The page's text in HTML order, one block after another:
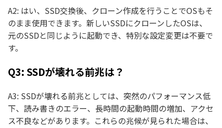
A2: はい、SSD交換後、クローン作成を行うことでOSもそ
のまま使用できます。新しいSSDにクローンしたOSは、
元のSSDと同じように起動でき、特別な設定変更は不要で
す。
Q3: SSDが壊れる前兆は？
A3: SSDが壊れる前兆としては、突然のパフォーマンス低
下、読み書きのエラー、長時間の起動時間の増加、アクセ
ス不良などがあります。これらの兆候が見られた場合は、